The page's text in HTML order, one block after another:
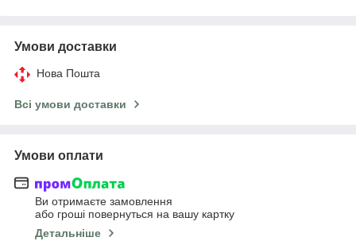
Умови доставки
Нова Пошта
Всі умови доставки
Умови оплати
Ви отримаєте замовлення
або гроші повернуться на вашу картку
Детальніше